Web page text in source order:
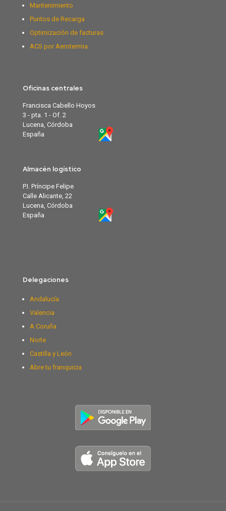
Mantenimiento
Puntos de Recarga
Optimización de facturas
ACS por Aerotermia
Oficinas centrales
Francisca Cabello Hoyos
3 - pta. 1 - Of. 2
Lucena, Córdoba
España
Almacén logístico
P.I. Príncipe Felipe
Calle Alicante, 22
Lucena, Córdoba
España
Delegaciones
Andalucía
Valencia
A Coruña
Norte
Castilla y León
Abre tu franquicia